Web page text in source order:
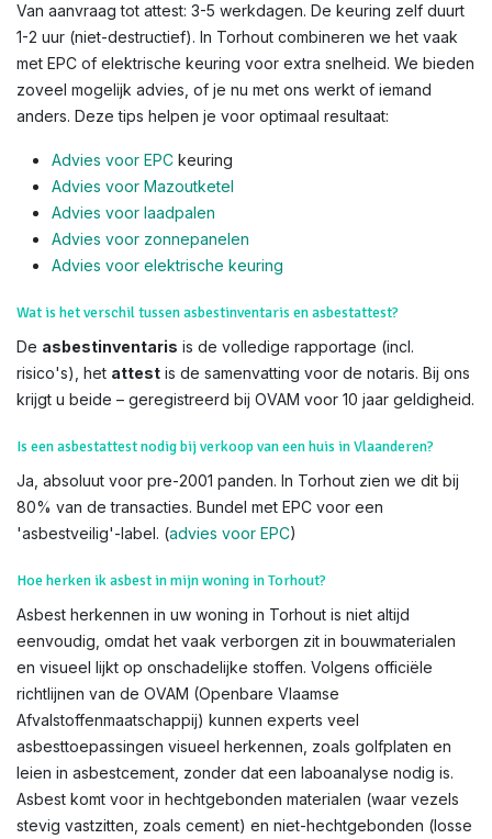
Van aanvraag tot attest: 3-5 werkdagen. De keuring zelf duurt
1-2 uur (niet-destructief). In Torhout combineren we het vaak
met EPC of elektrische keuring voor extra snelheid. We bieden
zoveel mogelijk advies, of je nu met ons werkt of iemand
anders. Deze tips helpen je voor optimaal resultaat:
Advies voor EPC keuring
Advies voor Mazoutketel
Advies voor laadpalen
Advies voor zonnepanelen
Advies voor elektrische keuring
Wat is het verschil tussen asbestinventaris en asbestattest?
De asbestinventaris is de volledige rapportage (incl.
risico's), het attest is de samenvatting voor de notaris. Bij ons
krijgt u beide – geregistreerd bij OVAM voor 10 jaar geldigheid.
Is een asbestattest nodig bij verkoop van een huis in Vlaanderen?
Ja, absoluut voor pre-2001 panden. In Torhout zien we dit bij
80% van de transacties. Bundel met EPC voor een
'asbestveilig'-label. (advies voor EPC)
Hoe herken ik asbest in mijn woning in Torhout?
Asbest herkennen in uw woning in Torhout is niet altijd
eenvoudig, omdat het vaak verborgen zit in bouwmaterialen
en visueel lijkt op onschadelijke stoffen. Volgens officiële
richtlijnen van de OVAM (Openbare Vlaamse
Afvalstoffenmaatschappij) kunnen experts veel
asbesttoepassingen visueel herkennen, zoals golfplaten en
leien in asbestcement, zonder dat een laboanalyse nodig is.
Asbest komt voor in hechtgebonden materialen (waar vezels
stevig vastzitten, zoals cement) en niet-hechtgebonden (losse